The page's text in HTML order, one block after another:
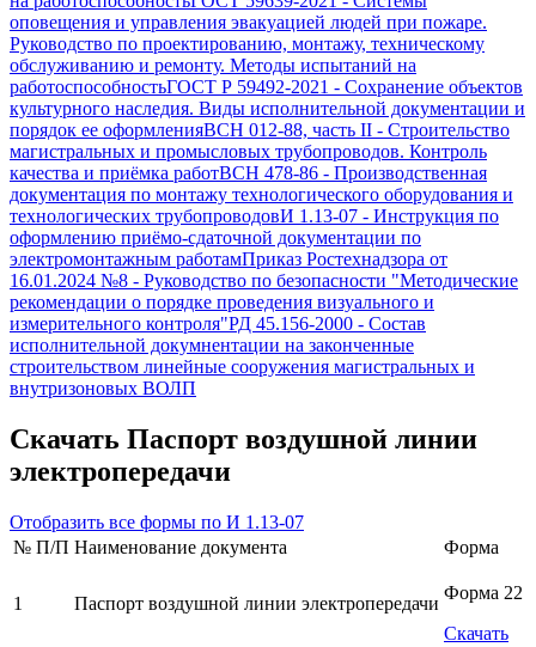
оповещения и управления эвакуацией людей при пожаре.
Руководство по проектированию, монтажу, техническому
обслуживанию и ремонту. Методы испытаний на
работоспособностьГОСТ Р 59492-2021 - Сохранение объектов
культурного наследия. Виды исполнительной документации и
порядок ее оформленияВСН 012-88, часть II - Строительство
магистральных и промысловых трубопроводов. Контроль
качества и приёмка работВСН 478-86 - Производственная
документация по монтажу технологического оборудования и
технологических трубопроводовИ 1.13-07 - Инструкция по
оформлению приёмо-сдаточной документации по
электромонтажным работамПриказ Ростехнадзора от
16.01.2024 №8 - Руководство по безопасности "Методические
рекомендации о порядке проведения визуального и
измерительного контроля"РД 45.156-2000 - Состав
исполнительной докумнентации на законченные
строительством линейные сооружения магистральных и
внутризоновых ВОЛП
Скачать Паспорт воздушной линии
электропередачи
Отобразить все формы по И 1.13-07
№ П/П Наименование документа Форма
1 Паспорт воздушной линии электропередачи
Форма 22
Скачать